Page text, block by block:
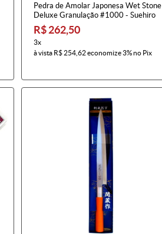
Pedra de Amolar Japonesa Wet Stone
Deluxe Granulação #1000 - Suehiro
R$ 262,50
3x
à vista R$ 254,62economize3%no Pix